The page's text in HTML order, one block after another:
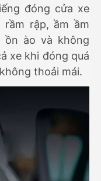
đóng cửa xe
rập, ầm ầm
ồn ào và không
xe khi đóng quá
thoải mái.